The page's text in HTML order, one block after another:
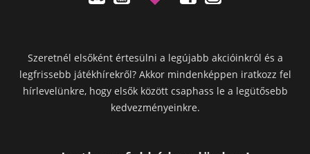
Szeretnél elsőként értesülni a legújabb akcióinkról és a
legfrissebb játékhírekről? Akkor mindenképpen iratkozz fel
hírlevelünkre, hogy elsők között csaphass le a legütősebb
kedvezményeinkre.